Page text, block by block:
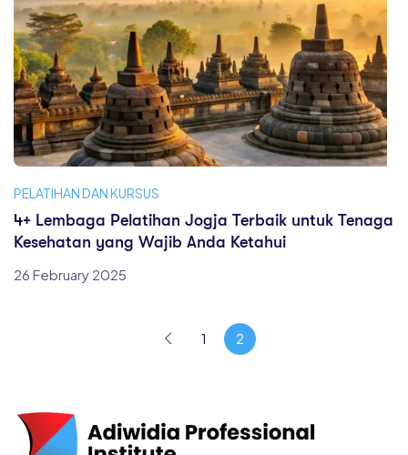
PELATIHAN DAN KURSUS
4+ Lembaga Pelatihan Jogja Terbaik untuk Tenaga
Kesehatan yang Wajib Anda Ketahui
26 February 2025
1 2